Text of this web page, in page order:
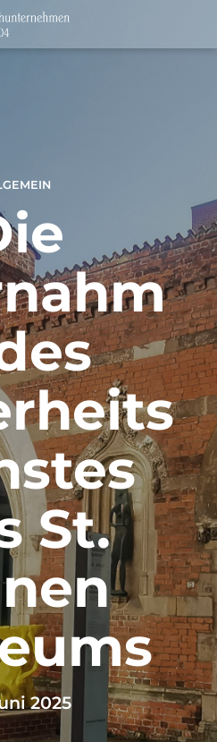
St.
2025